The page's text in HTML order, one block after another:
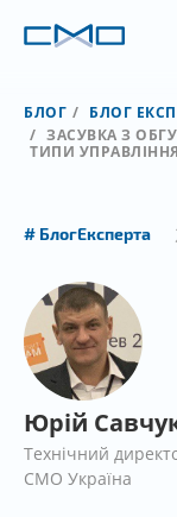
БЛОГ
БЛОГ
ЗАСУВКА З
ТИПИ
БлогЕксперта
Юрій
Технічний
СМО Україна